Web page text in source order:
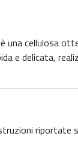
una cellulosa
e delicata,
riportate